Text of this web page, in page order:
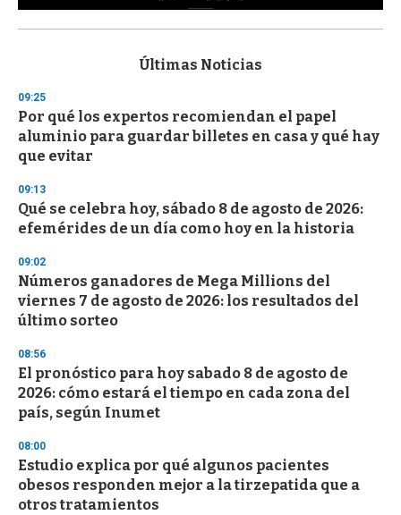
s
d
s
o
f
3
s
e
c
o
d
s
Últimas Noticias
09:25
Por qué los expertos recomiendan el papel
aluminio para guardar billetes en casa y qué hay
que evitar
09:13
Qué se celebra hoy, sábado 8 de agosto de 2026:
efemérides de un día como hoy en la historia
09:02
Números ganadores de Mega Millions del
viernes 7 de agosto de 2026: los resultados del
último sorteo
08:56
El pronóstico para hoy sabado 8 de agosto de
2026: cómo estará el tiempo en cada zona del
país, según Inumet
08:00
Estudio explica por qué algunos pacientes
obesos responden mejor a la tirzepatida que a
otros tratamientos